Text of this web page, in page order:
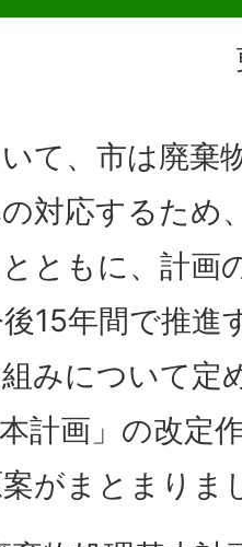
て、市は廃棄
対応するため
ともに、計画
15年間で推進
みについて定
計画」の改定
がまとまりま